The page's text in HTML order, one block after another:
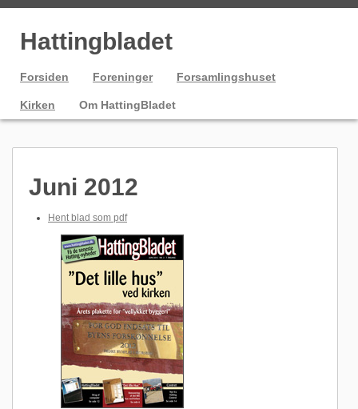
Hattingbladet
Forsiden Foreninger Forsamlingshuset
Kirken Om HattingBladet
Juni 2012
Hent blad som pdf